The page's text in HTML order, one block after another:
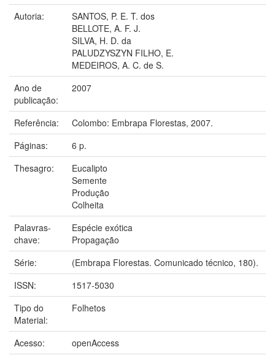
Autoria:
SANTOS, P. E. T. dos
BELLOTE, A. F. J.
SILVA, H. D. da
PALUDZYSZYN FILHO, E.
MEDEIROS, A. C. de S.
Ano de
publicação:
2007
Referência:
Colombo: Embrapa Florestas, 2007.
Páginas:
6 p.
Thesagro:
Eucalipto
Semente
Produção
Colheita
Palavras-
chave:
Espécie exótica
Propagação
Série:
(Embrapa Florestas. Comunicado técnico, 180).
ISSN:
1517-5030
Tipo do
Material:
Folhetos
Acesso:
openAccess